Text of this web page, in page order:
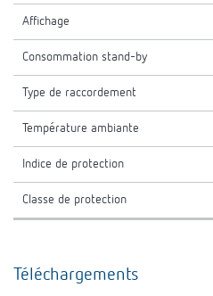
Affichage
Consommation stand-by
Type de raccordement
Température ambiante
Indice de protection
Classe de protection
Téléchargements